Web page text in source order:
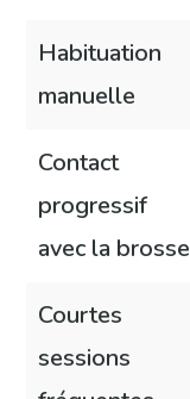
Habituation
manuelle
Contact
progressif
avec la brosse
Courtes
sessions